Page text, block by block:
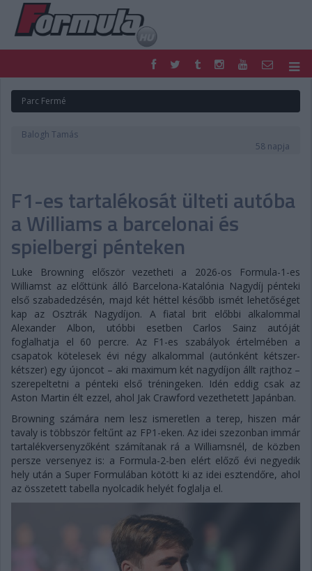
FORMULA
MOTOR
NEMZETKÖZI
DIGITÁLIS MAGAZIN
PONTÁLLÁSOK
Parc Fermé
Balogh Tamás
58 napja
F1-es tartalékosát ülteti autóba
a Williams a barcelonai és
spielbergi pénteken
Luke Browning először vezetheti a 2026-os Formula-1-es
Williamst az előttünk álló Barcelona-Katalónia Nagydíj pénteki
első szabadedzésén, majd két héttel később ismét lehetőséget
kap az Osztrák Nagydíjon. A fiatal brit előbbi alkalommal
Alexander Albon, utóbbi esetben Carlos Sainz autóját
foglalhatja el 60 percre. Az F1-es szabályok értelmében a
csapatok kötelesek évi négy alkalommal (autónként kétszer-
kétszer) egy újoncot – aki maximum két nagydíjon állt rajthoz –
szerepeltetni a pénteki első tréningeken. Idén eddig csak az
Aston Martin élt ezzel, ahol Jak Crawford vezethetett Japánban.
Browning számára nem lesz ismeretlen a terep, hiszen már
tavaly is többször feltűnt az FP1-eken. Az idei szezonban immár
tartalékversenyzőként számítanak rá a Williamsnél, de közben
persze versenyez is: a Formula-2-ben elért előző évi negyedik
hely után a Super Formulában kötött ki az idei esztendőre, ahol
az összetett tabella nyolcadik helyét foglalja el.